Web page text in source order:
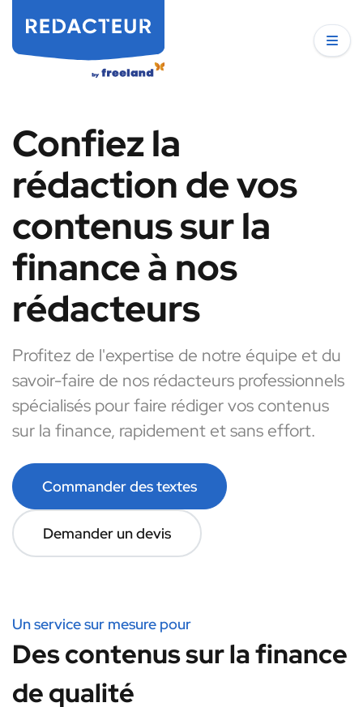
Confiez la
rédaction de vos
contenus sur la
finance à nos
rédacteurs
Profitez de l'expertise de notre équipe et du
savoir-faire de nos rédacteurs professionnels
spécialisés pour faire rédiger vos contenus
sur la finance, rapidement et sans effort.
Commander des textes
Demander un devis
Un service sur mesure pour
Des contenus sur la finance
de qualité